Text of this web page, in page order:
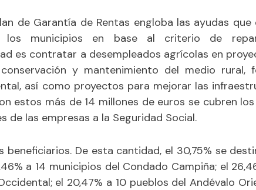
de Garantía de Rentas engloba las ayudas que
los municipios en base al criterio de
es contratar a desempleados agrícolas en
y mantenimiento del medio rural,
así como proyectos para mejorar las
estos más de 14 millones de euros se cubren
de las empresas a la Seguridad Social.
De esta cantidad, el 30,75% se
a 14 municipios del Condado Campiña; el
el 20,47% a 10 pueblos del Andévalo